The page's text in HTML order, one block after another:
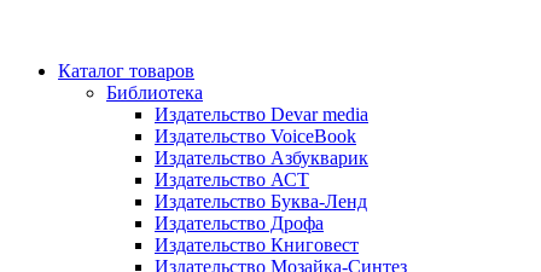
Каталог товаров
Библиотека
Издательство Devar media
Издательство VoiceBook
Издательство Азбукварик
Издательство АСТ
Издательство Буква-Ленд
Издательство Дрофа
Издательство Книговест
Издательство Мозайка-Синтез